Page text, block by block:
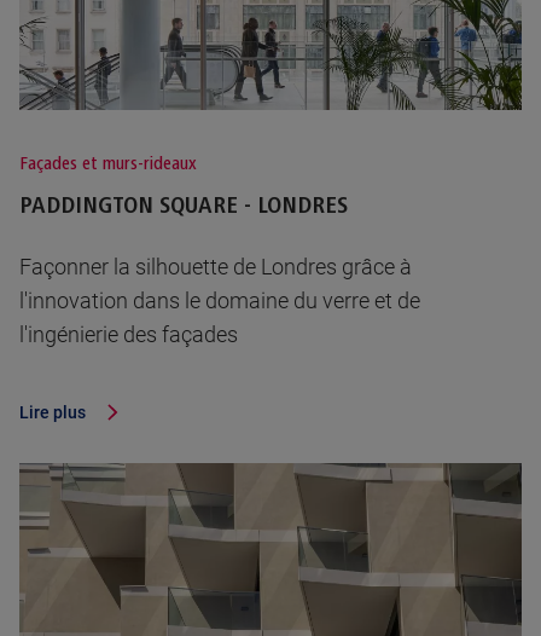
Façades et murs-rideaux
PADDINGTON SQUARE - LONDRES
Façonner la silhouette de Londres grâce à
l'innovation dans le domaine du verre et de
l'ingénierie des façades
Lire plus